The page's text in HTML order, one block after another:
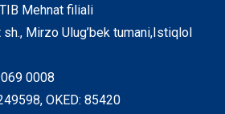
Mehnat filiali
Mirzo Ulug’bek tumani,Istiqlol
0008
OKED: 85420